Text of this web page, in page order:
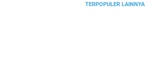
TERPOPULER LAINNYA